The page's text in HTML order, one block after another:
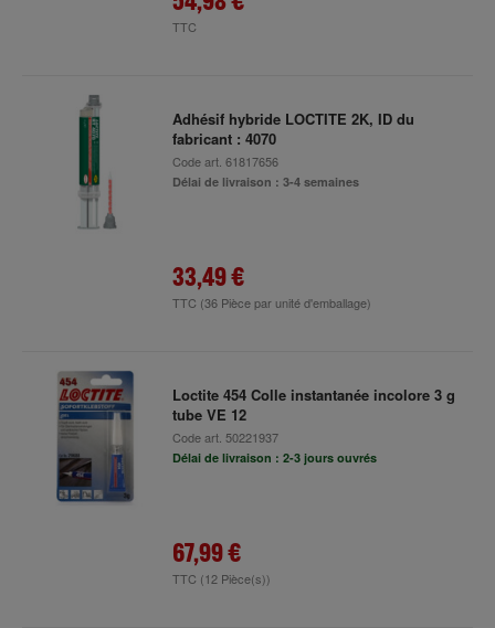
TTC
Adhésif hybride LOCTITE 2K, ID du
fabricant : 4070
Code art. 61817656
Délai de livraison : 3-4 semaines
33,49 €
TTC (36 Pièce par unité d'emballage)
Loctite 454 Colle instantanée incolore 3 g
tube VE 12
Code art. 50221937
Délai de livraison : 2-3 jours ouvrés
67,99 €
TTC (12 Pièce(s))